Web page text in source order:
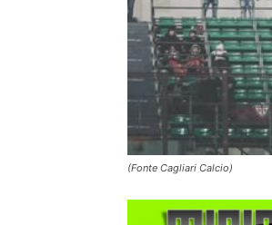
(Fonte Cagliari Calcio)